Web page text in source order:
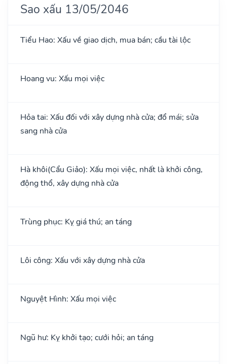
Sao xấu 13/05/2046
Tiểu Hao: Xấu về giao dịch, mua bán; cầu tài lộc
Hoang vu: Xấu mọi việc
Hỏa tai: Xấu đối với xây dựng nhà cửa; đổ mái; sửa
sang nhà cửa
Hà khôi(Cẩu Giảo): Xấu mọi việc, nhất là khởi công,
động thổ, xây dựng nhà cửa
Trùng phục: Kỵ giá thú; an táng
Lôi công: Xấu với xây dựng nhà cửa
Nguyệt Hình: Xấu mọi việc
Ngũ hư: Kỵ khởi tạo; cưới hỏi; an táng